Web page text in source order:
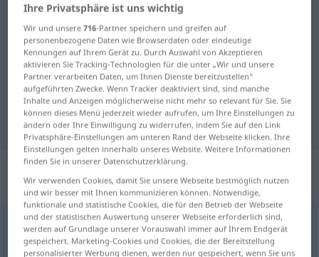
Deutsch-Spanisch Wörterbuch
Deutsch-Spanisch Übersetzung für
"entlangfahren"
"entlangfahren" Spanisch
Übersetzung
„entlangfahren“: transitives Verb |
intransitives Verb
entlangfahrenv/t&v/i <irr;sn>
Übersicht aller Übersetzungen
Ihre Privatsphäre ist uns wichtig
Wir und unsere716-Partner speichern und greifen auf
personenbezogene Daten wie Browserdaten oder eindeutige
Kennungen auf Ihrem Gerät zu. Durch Auswahl von Akzeptieren
aktivieren Sie Tracking-Technologien für die unter „Wir und unsere
Partner verarbeiten Daten, um Ihnen Dienste bereitzustellen“
aufgeführten Zwecke. Wenn Tracker deaktiviert sind, sind manche
Inhalte und Anzeigen möglicherweise nicht mehr so relevant für Sie. Sie
können dieses Menü jederzeit wieder aufrufen, um Ihre Einstellungen zu
ändern oder Ihre Einwilligung zu widerrufen, indem Sie auf den Link
Privatsphäre-Einstellungen am unteren Rand der Webseite klicken. Ihre
Einstellungen gelten innerhalb unseres Website. Weitere Informationen
finden Sie in unserer Datenschutzerklärung.
Wir verwenden Cookies, damit Sie unsere Webseite bestmöglich nutzen
und wir besser mit Ihnen kommunizieren können. Notwendige,
funktionale und statistische Cookies, die für den Betrieb der Webseite
und der statistischen Auswertung unserer Webseite erforderlich sind,
werden auf Grundlage unserer Vorauswahl immer auf Ihrem Endgerät
gespeichert. Marketing-Cookies und Cookies, die der Bereitstellung
personalisierter Werbung dienen, werden nur gespeichert, wenn Sie uns